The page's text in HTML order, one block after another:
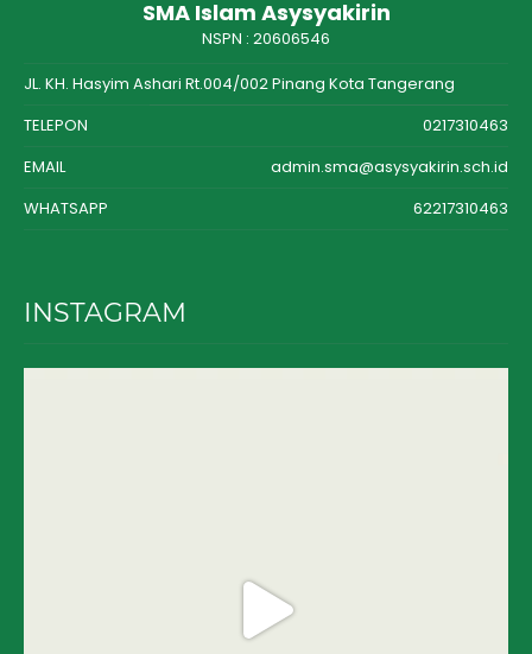
SMA Islam Asysyakirin
NSPN : 20606546
JL. KH. Hasyim Ashari Rt.004/002 Pinang Kota Tangerang
TELEPON
0217310463
EMAIL
admin.sma@asysyakirin.sch.id
WHATSAPP
62217310463
INSTAGRAM